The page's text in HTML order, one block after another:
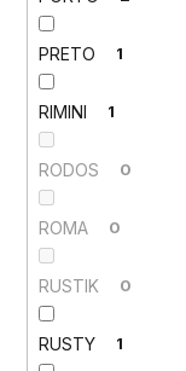
PRETO 1
RIMINI 1
RODOS 0
ROMA 0
RUSTIK 0
RUSTY 1